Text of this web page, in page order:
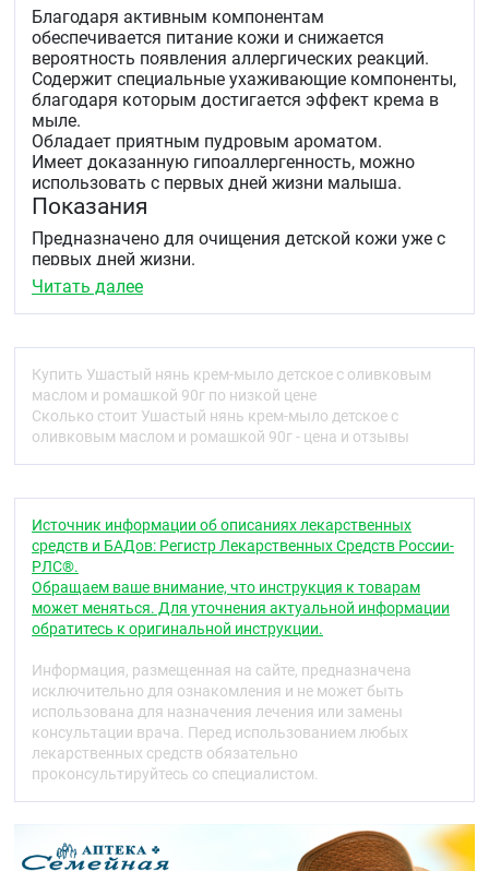
Благодаря активным компонентам
обеспечивается питание кожи и снижается
вероятность появления аллергических реакций.
Содержит специальные ухаживающие компоненты,
благодаря которым достигается эффект крема в
мыле.
Обладает приятным пудровым ароматом.
Имеет доказанную гипоаллергенность, можно
использовать с первых дней жизни малыша.
Показания
Предназначено для очищения детской кожи уже с
первых дней жизни.
Способ применения
водой.
Меры предосторожности
При попадании в глаза, промыть их большим
количеством воды.
компонентов.
Условия хранения
Хранить при температуре от +5ºС до +25ºС.
Срок годности
Читать далее
Купить Ушастый нянь крем-мыло детское с оливковым
маслом и ромашкой 90г по низкой цене
Сколько стоит Ушастый нянь крем-мыло детское с
оливковым маслом и ромашкой 90г - цена и отзывы
Источник информации об описаниях лекарственных
средств и БАДов: Регистр Лекарственных Средств России-
РЛС®.
Обращаем ваше внимание, что инструкция к товарам
может меняться. Для уточнения актуальной информации
обратитесь к оригинальной инструкции.
Информация, размещенная на сайте, предназначена
исключительно для ознакомления и не может быть
использована для назначения лечения или замены
консультации врача. Перед использованием любых
лекарственных средств обязательно
проконсультируйтесь со специалистом.